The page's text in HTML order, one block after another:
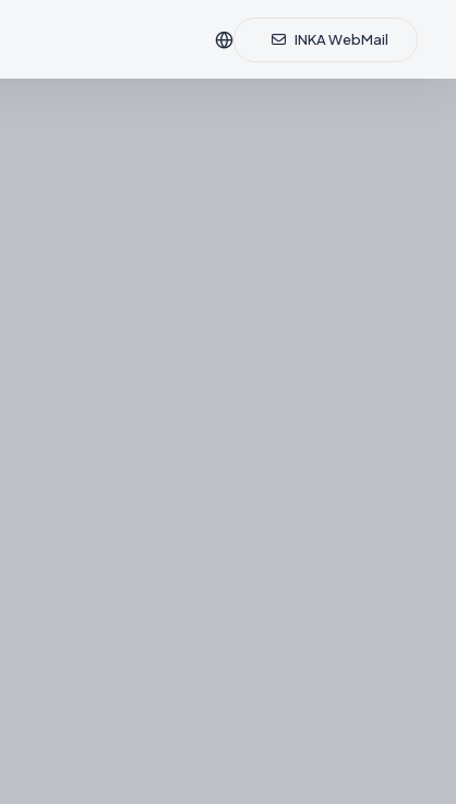
INKA WebMail